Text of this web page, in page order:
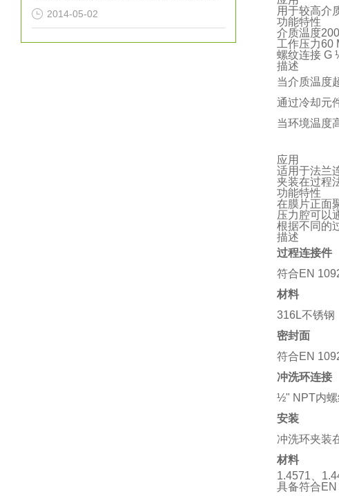
2014-05-02
用于较高介
功能特性
介质温度
工作压力60
螺纹连接 G
描述
当介质温度
通过冷却元
当环境温度
应用
适用于法兰
夹装在过程
功能特性
在膜片正面
压力腔可以
根据不同的
描述
过程连接件
符合EN
材料
316L不锈钢
密封面
符合EN
冲洗环连接
½" NPT内螺
安装
冲洗环夹装
材料
1.4571、
具备符合